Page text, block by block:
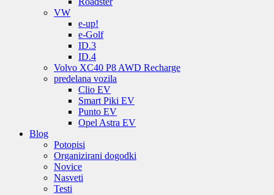
VW
e-up!
e-Golf
ID.3
ID.4
Volvo XC40 P8 AWD Recharge
predelana vozila
Clio EV
Smart Piki EV
Punto EV
Opel Astra EV
Blog
Potopisi
Organizirani dogodki
Novice
Nasveti
Testi